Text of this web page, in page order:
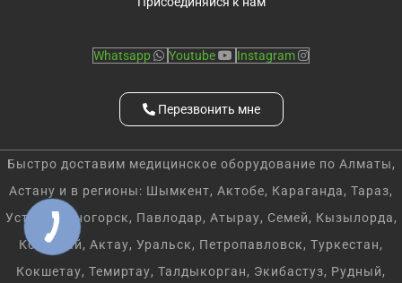
Whatsapp Youtube Instagram
Перезвонить мне
Быстро доставим медицинское оборудование по Алматы,
Астану и в регионы: Шымкент, Актобе, Караганда, Тараз,
Усть-Каменогорск, Павлодар, Атырау, Семей, Кызылорда,
Костанай, Актау, Уральск, Петропавловск, Туркестан,
Кокшетау, Темиртау, Талдыкорган, Экибастуз, Рудный,